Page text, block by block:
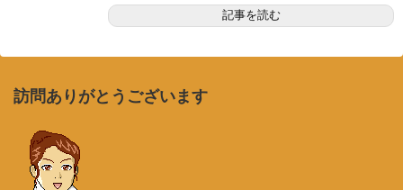
記事を読む
訪問ありがとうございます